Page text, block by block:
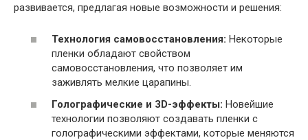
развивается, предлагая новые возможности и решения:
Технология самовосстановления: Некоторые
пленки обладают свойством
самовосстановления, что позволяет им
заживлять мелкие царапины.
Голографические и 3D-эффекты: Новейшие
технологии позволяют создавать пленки с
голографическими эффектами, которые меняются